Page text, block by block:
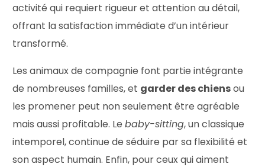
activité qui requiert rigueur et attention au détail,
offrant la satisfaction immédiate d’un intérieur
transformé.
Les animaux de compagnie font partie intégrante
de nombreuses familles, et garder des chiensou
les promener peut non seulement être agréable
mais aussi profitable. Lebaby-sitting, un classique
intemporel, continue de séduire par sa flexibilité et
son aspect humain. Enfin, pour ceux qui aiment